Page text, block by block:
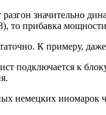
значительно
то прибавка
К примеру,
подключается к
немецких иномарок